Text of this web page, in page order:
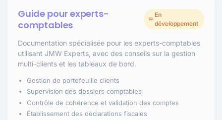
Guide pour experts-
comptables
En
développement
Documentation spécialisée pour les experts-comptables
utilisant JMW Experts, avec des conseils sur la gestion
multi-clients et les tableaux de bord.
Gestion de portefeuille clients
Supervision des dossiers comptables
Contrôle de cohérence et validation des comptes
Établissement des déclarations fiscales